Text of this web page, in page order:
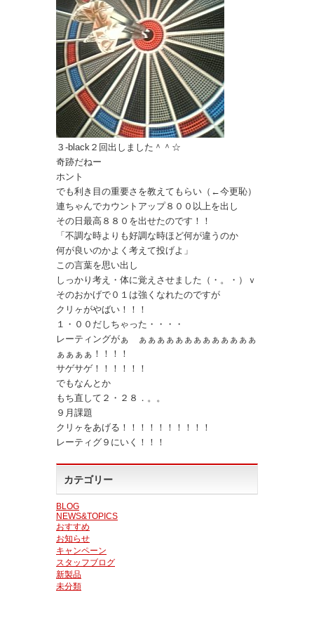
３-black２回出しました＾＾☆
奇跡だねー
ホント
でも利き目の重要さを教えてもらい（←今更恥）
連ちゃんでカウントアップ８００以上を出し
その日最高８８０を出せたのです！！
「不調な時よりも好調な時ほど何が違うのか
何が良いのかよく考えて投げよ」
この言葉を思い出し
しっかり考え・体に覚えさせました（・。・）ｖ
そのおかげで０１は強くなれたのですが
クリヶがやばい！！！
１・００だしちゃった・・・・
レーティングがぁ ぁぁぁぁぁぁぁぁぁぁぁぁぁ
ぁぁぁぁ！！！！
サゲサゲ！！！！！！
でもなんとか
もち直して２・２８．。。
９月課題
クリヶをあげる！！！！！！！！！！
レーティグ９にいく！！！
カテゴリー
BLOG
NEWS&TOPICS
おすすめ
お知らせ
キャンペーン
スタッフブログ
新製品
未分類